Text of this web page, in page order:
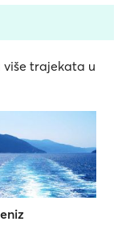
trajekata u